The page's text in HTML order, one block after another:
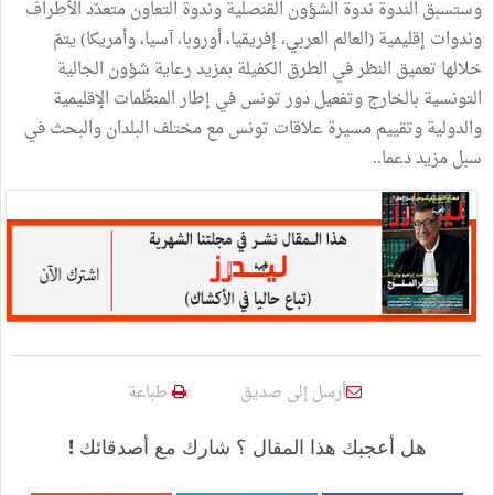
وستسبق الندوة ندوة الشؤون القنصلية وندوة التعاون متعدّد الأطراف
وندوات إقليمية (العالم العربي، إفريقيا، أوروبا، آسيا، وأمريكا) يتمّ
خلالها تعميق النظر في الطرق الكفيلة بمزيد رعاية شؤون الجالية
التونسية بالخارج وتفعيل دور تونس في إطار المنظّمات الإقليمية
والدولية وتقييم مسيرة علاقات تونس مع مختلف البلدان والبحث في
سبل مزيد دعما..
أرسل إلى صديق طباعة
هل أعجبك هذا المقال ؟ شارك مع أصدقائك !